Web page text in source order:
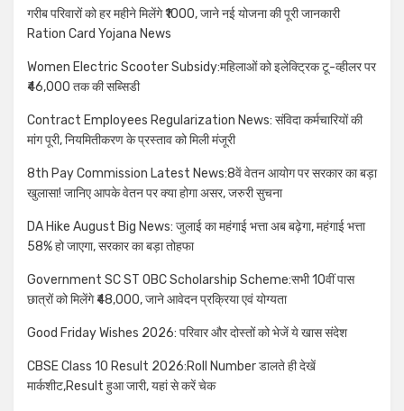
गरीब परिवारों को हर महीने मिलेंगे ₹1000, जाने नई योजना की पूरी जानकारी
Ration Card Yojana News
Women Electric Scooter Subsidy:महिलाओं को इलेक्ट्रिक टू-व्हीलर पर
₹46,000 तक की सब्सिडी
Contract Employees Regularization News: संविदा कर्मचारियों की
मांग पूरी, नियमितीकरण के प्रस्ताव को मिली मंजूरी
8th Pay Commission Latest News:8वें वेतन आयोग पर सरकार का बड़ा
खुलासा! जानिए आपके वेतन पर क्या होगा असर, जरुरी सुचना
DA Hike August Big News: जुलाई का महंगाई भत्ता अब बढ़ेगा, महंगाई भत्ता
58% हो जाएगा, सरकार का बड़ा तोहफा
Government SC ST OBC Scholarship Scheme:सभी 10वीं पास
छात्रों को मिलेंगे ₹48,000, जाने आवेदन प्रक्रिया एवं योग्यता
Good Friday Wishes 2026: परिवार और दोस्तों को भेजें ये खास संदेश
CBSE Class 10 Result 2026:Roll Number डालते ही देखें
मार्कशीट,Result हुआ जारी, यहां से करें चेक